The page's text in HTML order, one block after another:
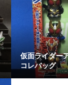
仮面ライダ
コレバッグ